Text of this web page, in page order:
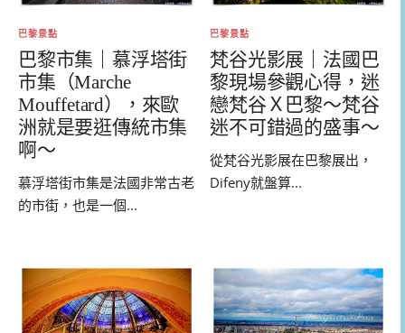
巴黎景點
巴黎市集｜慕浮塔街
市集（Marche
Mouffetard），來歐
洲就是要逛傳統市集
啊～
慕浮塔街市集是法國非常古老
的市街，也是一個...
巴黎景點
梵谷光影展｜法國巴
黎現場參觀心得，迷
戀梵谷Ｘ巴黎～梵谷
迷不可錯過的盛事～
從梵谷光影展在巴黎展出，
Difeny就盤算...